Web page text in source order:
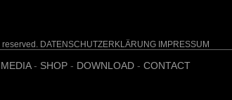
DATENSCHUTZERKLÄRUNG IMPRESSUM
MEDIA- SHOP - DOWNLOAD - CONTACT